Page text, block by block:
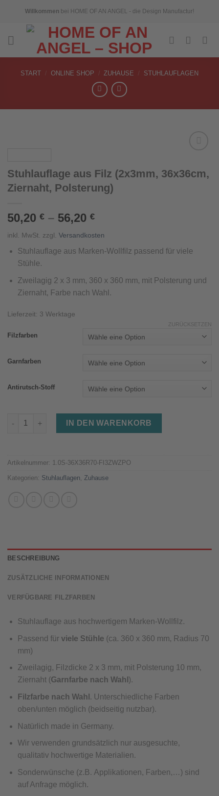
Willkommen bei HOME OF AN ANGEL - die Design Manufactur!
START / ONLINE SHOP / ZUHAUSE / STUHLAUFLAGEN
Add to
Stuhlauflage aus Filz (2x3mm, 36x36cm,
Ziernaht, Polsterung)
50,20 € – 56,20 €
inkl. MwSt. zzgl. Versandkosten
Stuhlauflage aus Marken-Wollfilz passend für viele
Stühle.
Zwei lagig 2 x 3 mm, 360 x 360 mm, mit Polsterung und
Ziernaht, Farbe nach Wahl.
Lieferzeit: 3 Werktage
Filzfarben
Garnfarben
Antirutsch-Stoff
ZURÜCKSETZEN
Stuhlauflage aus Filz (2x3mm, 36x36cm, Ziernaht, Polsterung)
IN DEN WARENKORB
Artikelnummer: 1.0S-36X36R70-FI3ZWZPO
Kategorien: Stuhlauflagen, Zuhause
BESCHREIBUNG
ZUSÄTZLICHE INFORMATIONEN
VERFÜGBARE FILZFARBEN
Stuhl auflage aus hochwertigem Marken-Wollfilz.
Passend für viele Stühle (ca. 360 x 360 mm, Radius 70
mm)
Zweilagig, Filzdicke 2 x 3 mm, mit Polsterung 10 mm,
Ziernaht (Garnfarbe nach Wahl ).
Filzfarbe nach Wahl . Unterschiedliche Farben
oben/unten möglich (beidseitig nutzbar).
Natürlich made in Germany.
Wir verwenden grundsätzlich nur ausgesuchte,
qualitativ hochwertige Materialien.
Sonderwünsche (z.B. Applikationen, Farben,…) sind
auf Anfrage möglich.